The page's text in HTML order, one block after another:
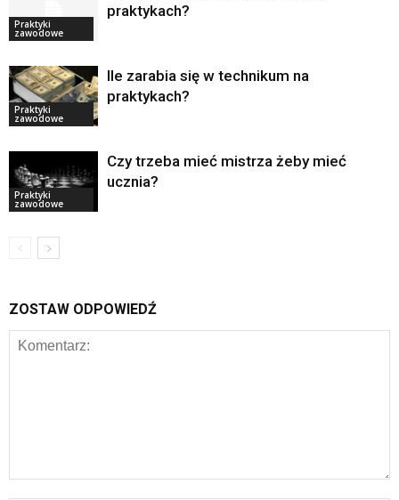
Praktyki
zawodowe
praktykach?
Praktyki
zawodowe
Ile zarabia się w technikum na
praktykach?
Praktyki
zawodowe
Czy trzeba mieć mistrza żeby mieć
ucznia?
ZOSTAW ODPOWIEDŹ